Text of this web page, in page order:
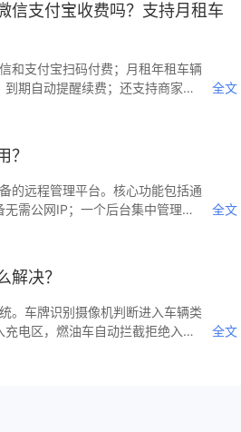
信支付宝收费吗？支持月租车
和支付宝扫码付费；月租年租车辆
期自动提醒续费；还支持商家优
置免费自动放行。
全文
？
的远程管理平台。核心功能包括通
需公网IP；一个后台集中管理所
一个平台可管理数百台设备，大
全文
解决？
。车牌识别摄像机判断进入车辆类
电区，燃油车自动拦截拒绝入
全文